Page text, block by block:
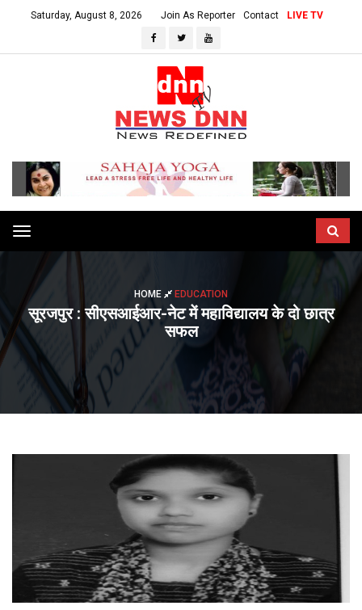
Saturday, August 8, 2026 Join As Reporter Contact LIVE TV
Toggle
navigation
HOME EDUCATION
सूरजपुर : सीएसआईआर-नेट में महाविद्यालय के दो छात्र
सफल